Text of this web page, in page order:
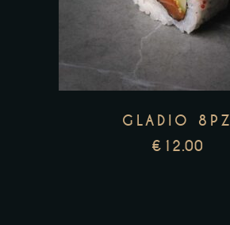
GLADIO 8PZ
€ 12.00